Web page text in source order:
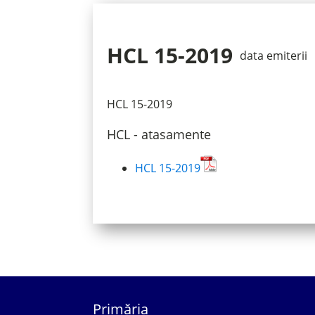
HCL 15-2019 data emiterii
HCL 15-2019
HCL - atasamente
HCL 15-2019
Primăria